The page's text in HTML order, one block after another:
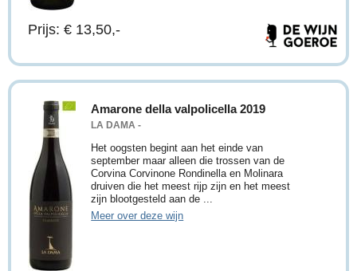
Prijs: € 13,50,-
Amarone della valpolicella 2019
LA DAMA -
Het oogsten begint aan het einde van
september maar alleen die trossen van de
Corvina Corvinone Rondinella en Molinara
druiven die het meest rijp zijn en het meest
zijn blootgesteld aan de ...
Meer over deze wijn